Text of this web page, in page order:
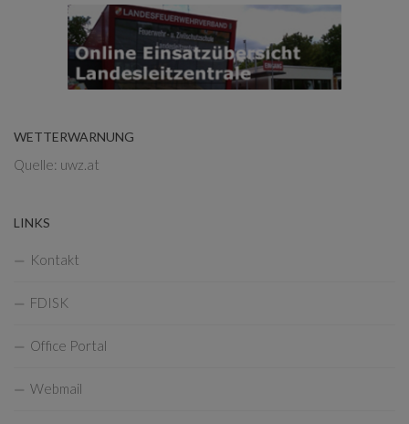
WETTERWARNUNG
Quelle: uwz.at
LINKS
Kontakt
FDISK
Office Portal
Webmail